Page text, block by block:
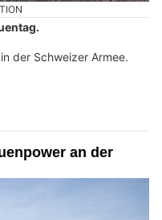
der Schweizer Armee.
an der